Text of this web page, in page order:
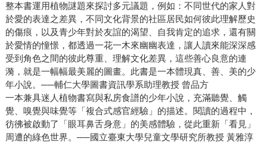
整本書運用植物謎題來探討多元議題，例如：不同世代的家人對
於愛的表達之差異，不同文化背景的社區居民如何彼此理解歷史
的傷痕，以及青少年對於友誼的渴望、自我肯定的追求，還有關
於愛情的憧憬，都透過一花一木來幽幽表達，讓人讀來能深深感
受到角色之間的彼此尊重、理解文化差異，這些善心良意的連
漪，就是一幅幅最美麗的圖畫。此書是一本體現真、善、美的少
年小說。──輔仁大學圖書資訊學系助理教授 曾品方
一本兼具迷人植物書寫與私房食譜的少年小說，充滿聽覺、觸
覺、嗅覺與味覺等「複合式感官經驗」的描述。閱讀的過程中，
彷彿被啟動了「眼耳鼻舌身意」的美感體驗，從此重新「看見」
周遭的綠色世界。──國立臺東大學兒童文學研究所教授 黃雅淳